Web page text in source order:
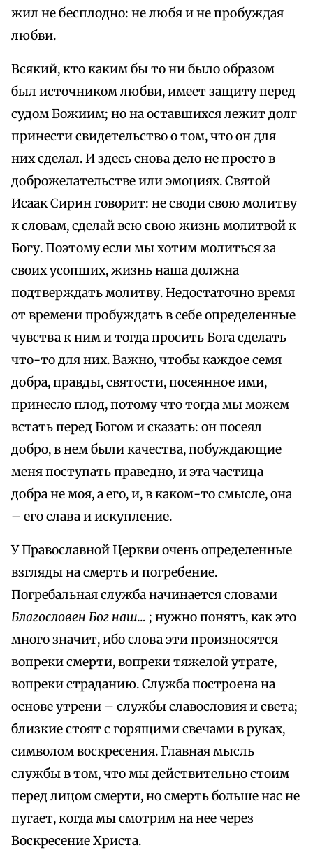
жил не бесплодно: не любя и не пробуждая
любви.
Всякий, кто каким бы то ни было образом
был источником любви, имеет защиту перед
судом Божиим; но на оставшихся лежит долг
принести свидетельство о том, что он для
них сделал. И здесь снова дело не просто в
доброжелательстве или эмоциях. Святой
Исаак Сирин говорит: не своди свою молитву
к словам, сделай всю свою жизнь молитвой к
Богу. Поэтому если мы хотим молиться за
своих усопших, жизнь наша должна
подтверждать молитву. Недостаточно время
от времени пробуждать в себе определенные
чувства к ним и тогда просить Бога сделать
что-то для них. Важно, чтобы каждое семя
добра, правды, святости, посеянное ими,
принесло плод, потому что тогда мы можем
встать перед Богом и сказать: он посеял
добро, в нем были качества, побуждающие
меня поступать праведно, и эта частица
добра не моя, а его, и, в каком-то смысле, она
– его слава и искупление.
У Православной Церкви очень определенные
взгляды на смерть и погребение.
Погребальная служба начинается словами
Благословен Бог наш… ; нужно понять, как это
много значит, ибо слова эти произносятся
вопреки смерти, вопреки тяжелой утрате,
вопреки страданию. Служба построена на
основе утрени – службы славословия и света;
близкие стоят с горящими свечами в руках,
символом воскресения. Главная мысль
службы в том, что мы действительно стоим
перед лицом смерти, но смерть больше нас не
пугает, когда мы смотрим на нее через
Воскресение Христа.